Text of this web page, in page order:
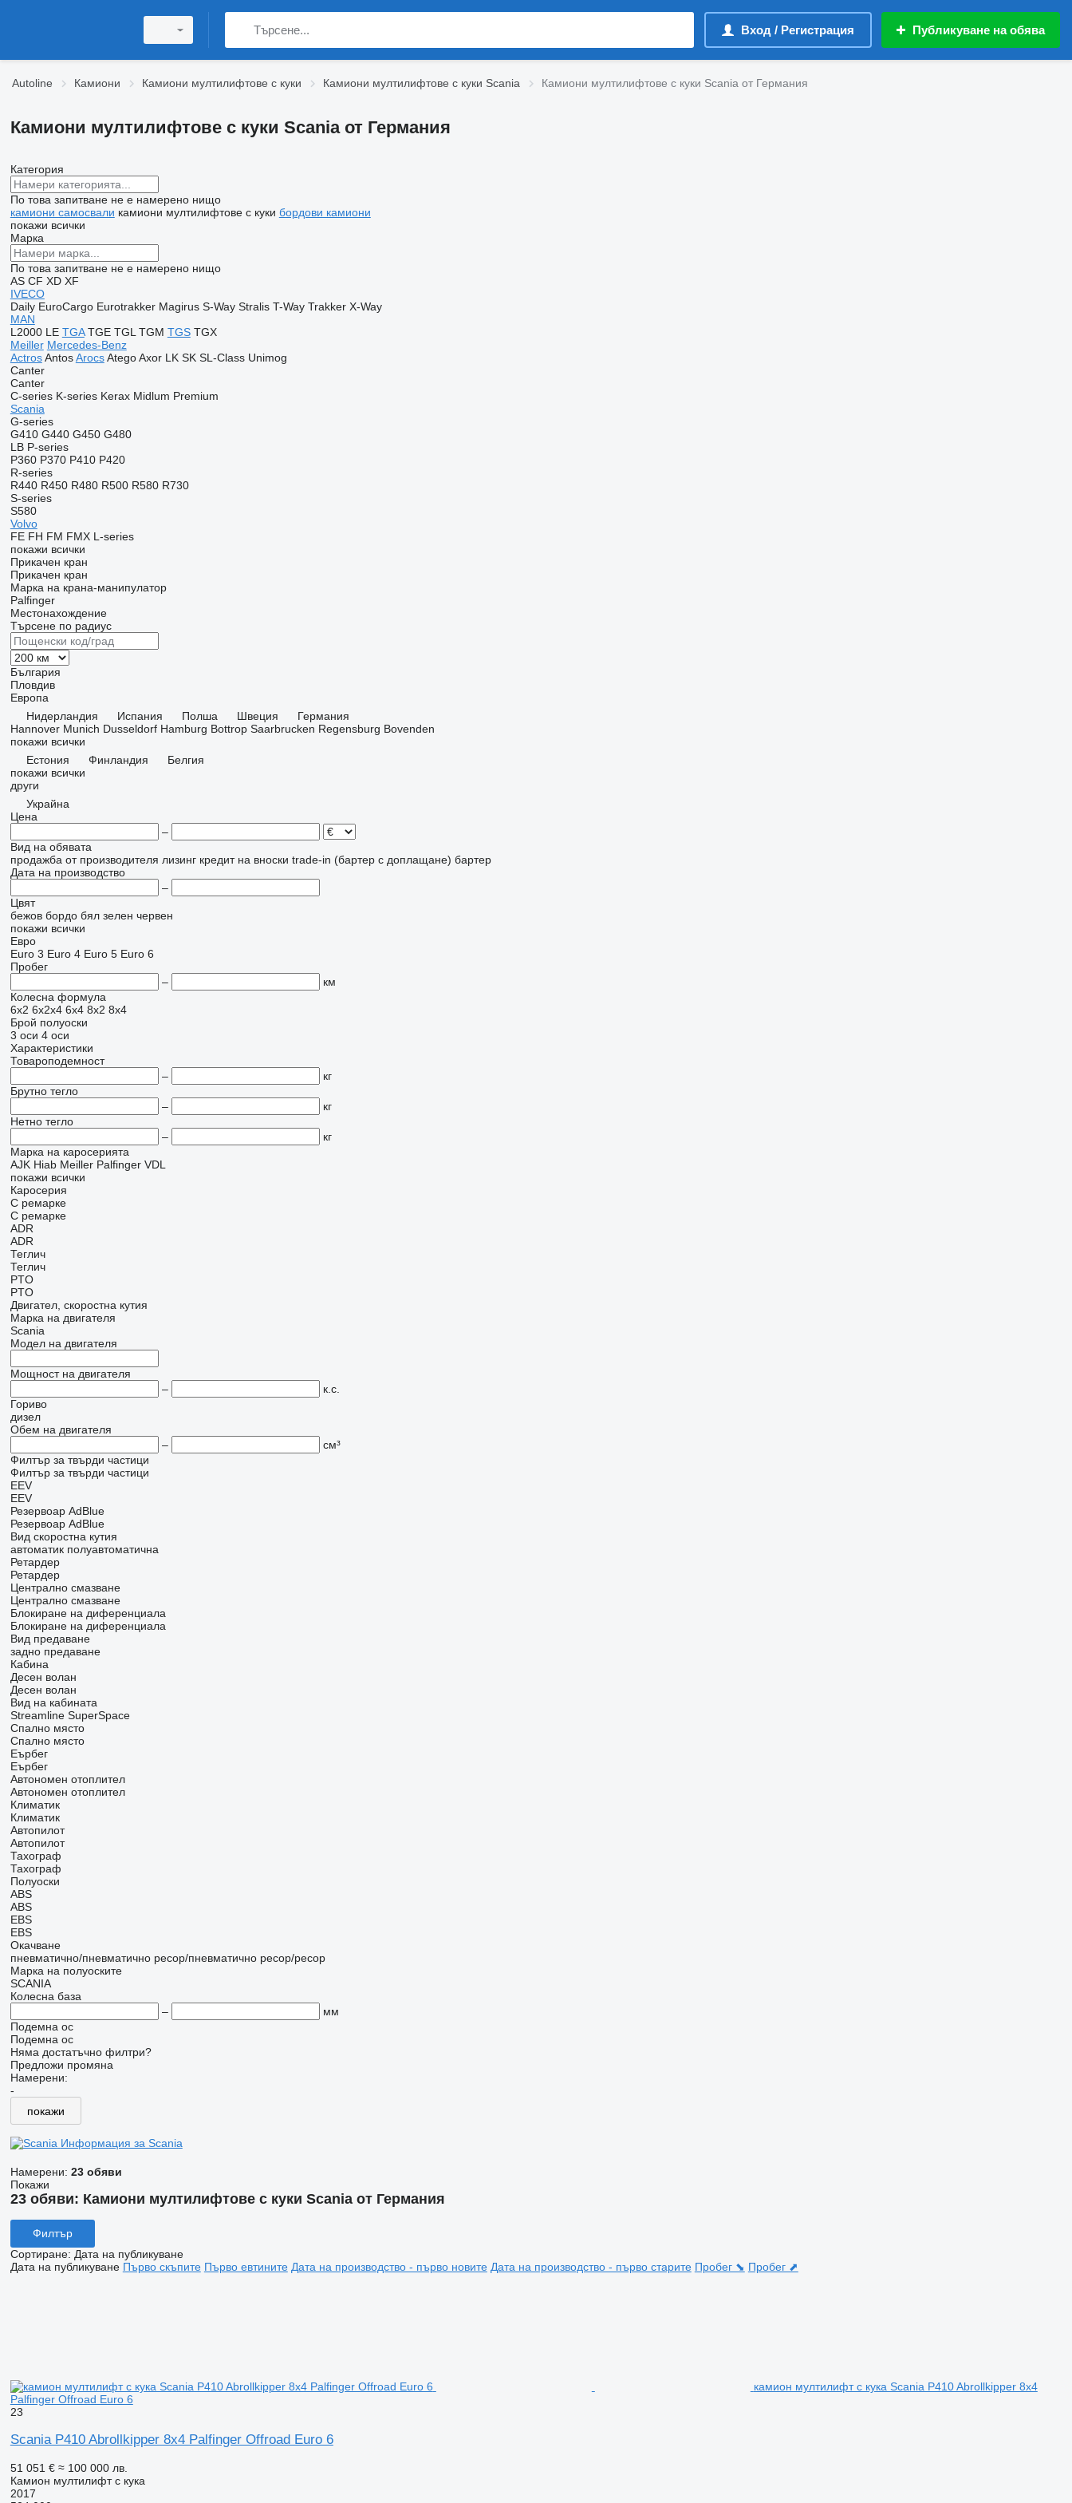
Вход / Регистрация Публикуване на обява
Autoline Камиони Камиони мултилифтове с куки Камиони мултилифтове с куки Scania Камиони мултилифтове с куки Scania от Германия
Камиони мултилифтове с куки Scania от Германия
Категория
По това запитване не е намерено нищо
камиони самосвали камиони мултилифтове с куки бордови камиони
покажи всички
Марка
По това запитване не е намерено нищо
AS CF XD XF
IVECO
Daily EuroCargo Eurotrakker Magirus S-Way Stralis T-Way Trakker X-Way
MAN
L2000 LE TGA TGE TGL TGM TGS TGX
Meiller Mercedes-Benz
Actros Antos Arocs Atego Axor LK SK SL-Class Unimog
Canter
Canter
C-series K-series Kerax Midlum Premium
Scania
G-series
G410 G440 G450 G480
LB P-series
P360 P370 P410 P420
R-series
R440 R450 R480 R500 R580 R730
S-series
S580
Volvo
FE FH FM FMX L-series
покажи всички
Прикачен кран
Прикачен кран
Марка на крана-манипулатор
Palfinger
Местонахождение
Търсене по радиус
България
Пловдив
Европа
Нидерландия
Испания Полша Швеция
Германия
Hannover Munich Dusseldorf Hamburg Bottrop Saarbrucken Regensburg Bovenden
покажи всички
Естония
Финландия
Белгия
покажи всички
други
Украйна
Цена
–
Вид на обявата
продажба от производителя лизинг кредит на вноски trade-in (бартер с доплащане) бартер
Дата на производство
–
Цвят
бежов бордо бял зелен червен
покажи всички
Евро
Euro 3 Euro 4 Euro 5 Euro 6
Пробег
–
км
Колесна формула
6x2 6x2x4 6x4 8x2 8x4
Брой полуоски
3 оси 4 оси
Характеристики
Товароподемност
–
кг
Брутно тегло
–
кг
Нетно тегло
–
кг
Марка на каросерията
AJK Hiab Meiller Palfinger VDL
покажи всички
Каросерия
С ремарке
С ремарке
ADR
ADR
Теглич
Теглич
PTO
PTO
Двигател, скоростна кутия
Марка на двигателя
Scania
Модел на двигателя
Мощност на двигателя
–
к.с.
Гориво
дизел
Обем на двигателя
–
см³
Филтър за твърди частици
Филтър за твърди частици
EEV
EEV
Резервоар AdBlue
Резервоар AdBlue
Вид скоростна кутия
автоматик полуавтоматична
Ретардер
Ретардер
Централно смазване
Централно смазване
Блокиране на диференциала
Блокиране на диференциала
Вид предаване
задно предаване
Кабина
Десен волан
Десен волан
Вид на кабината
Streamline SuperSpace
Спално място
Спално място
Еърбег
Еърбег
Автономен отоплител
Автономен отоплител
Климатик
Климатик
Автопилот
Автопилот
Тахограф
Тахограф
Полуоски
ABS
ABS
EBS
EBS
Окачване
пневматично/пневматично ресор/пневматично ресор/ресор
Марка на полуоските
SCANIA
Колесна база
–
мм
Подемна ос
Подемна ос
Няма достатъчно филтри?
Предложи промяна
Намерени:
-
покажи
Информация за Scania
Намерени: 23 обяви
Покажи
23 обяви: Камиони мултилифтове с куки Scania от Германия
Филтър
Сортиране: Дата на публикуване
Дата на публикуване Първо скъпите Първо евтините Дата на производство - първо новите Дата на производство - първо старите Пробег ⬊ Пробег ⬈
камион мултилифт с кука Scania P410 Abrollkipper 8x4
Palfinger Offroad Euro 6
23
Scania P410 Abrollkipper 8x4 Palfinger Offroad Euro 6
51 051 € ≈ 100 000 лв.
Камион мултилифт с кука
2017